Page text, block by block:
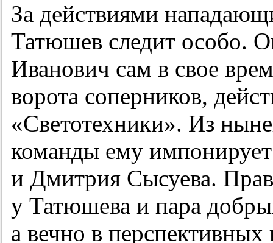
За действиями
Татюшев следит особо.
Иванович сам в свое
ворота соперников,
«Светотехники». Из
команды ему
и Дмитрия Сысуева.
у Татюшева и пара
а вечно в